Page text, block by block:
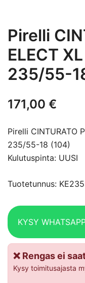
Pirelli
ELECT
235/55-
171,00 €
Pirelli CINTURATO
235/55-18 (104)
Kulutuspinta: UUSI
Tuotetunnus:
KYSY
❌ Rengas ei
Kysy toimitusajasta